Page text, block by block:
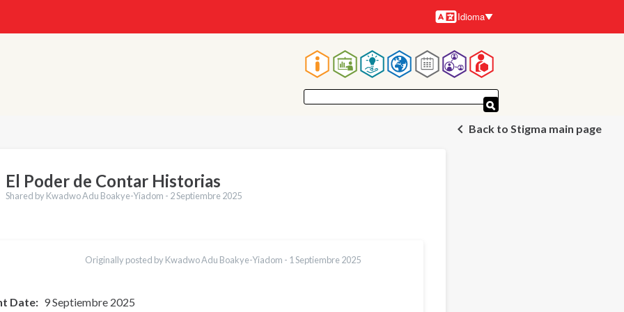
Idiomas
Idioma
Navegación
principal
Back to Stigma main page
El Poder de Contar Historias
Shared by Kwadwo Adu Boakye-Yiadom - 2 Septiembre 2025
Originally posted by Kwadwo Adu Boakye-Yiadom - 1 Septiembre 2025
Date
9 Septiembre 2025